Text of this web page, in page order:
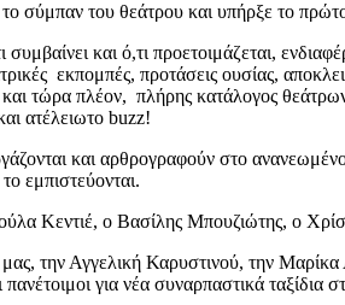
σύμπαν του θεάτρου και υπήρξε το
και ό,τι προετοιμάζεται,
εκπομπές, προτάσεις ουσίας,
τώρα πλέον, πλήρης κατάλογος
ατέλειωτο buzz!
και αρθρογραφούν στο
εμπιστεύονται.
Κεντιέ, ο Βασίλης Μπουζιώτης, ο
την Αγγελική Καρυστινού, την
για νέα συναρπαστικά ταξίδια